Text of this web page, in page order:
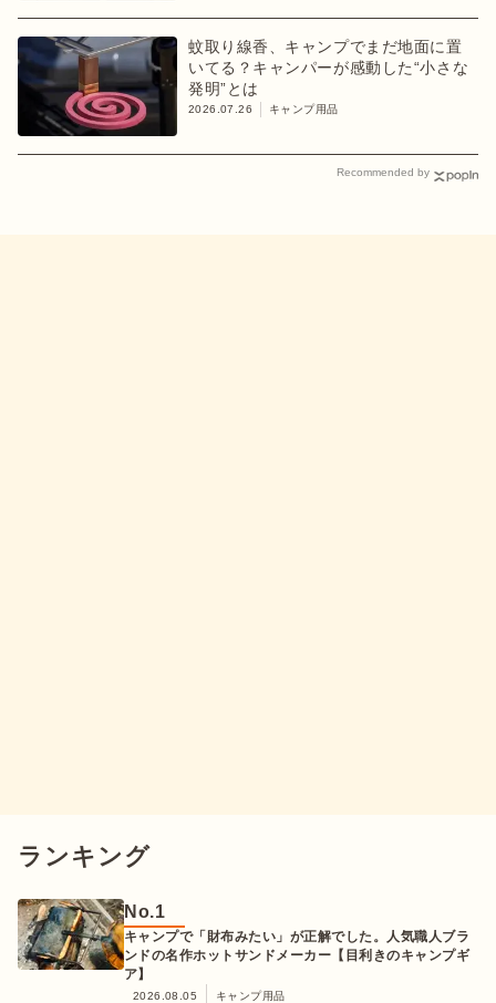
蚊取り線香、キャンプでまだ地面に置
いてる？キャンパーが感動した“小さな
発明”とは
2026.07.26 キャンプ用品
Recommended by
ランキング
No.1
キャンプで「財布みたい」が正解でした。人気職人ブラ
ンドの名作ホットサンドメーカー【目利きのキャンプギ
ア】
2026.08.05 キャンプ用品